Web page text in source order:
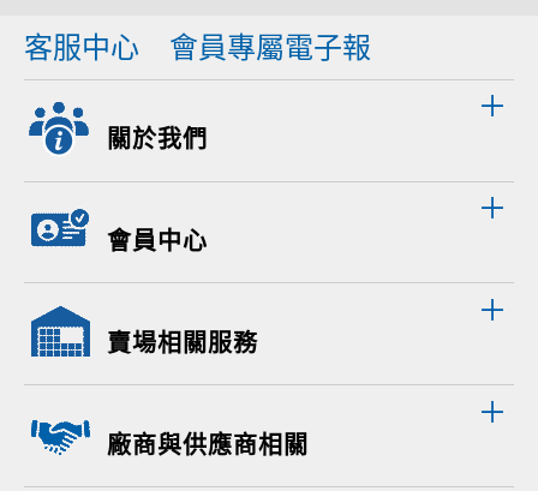
客服中心 會員專屬電子報
關於我們
會員中心
賣場相關服務
廠商與供應商相關